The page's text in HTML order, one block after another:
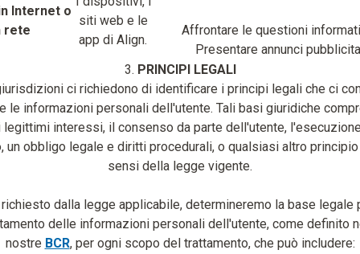
Internet o
rete
siti web e le
app di Align.
Affrontare le questioni
Presentare annunci
3. PRINCIPI LEGALI
ci richiedono di identificare i principi legali che ci
le informazioni personali dell'utente. Tali basi giuridiche
legittimi interessi, il consenso da parte dell'utente,
un obbligo legale e diritti procedurali, o qualsiasi altro
sensi della legge vigente.
dalla legge applicabile, determineremo la base legale
delle informazioni personali dell'utente, come definito
nostre BCR, per ogni scopo del trattamento, che può includere: